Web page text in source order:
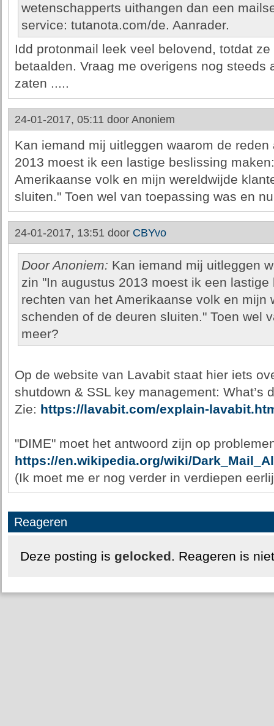
wetenschapperts uithangen dan een
service: tutanota.com/de. Aanrader.
Idd protonmail leek veel belovend, totdat
betaalden. Vraag me overigens nog steeds
zaten .....
24-01-2017, 05:11 door Anoniem
Kan iemand mij uitleggen waarom de
2013 moest ik een lastige beslissing
Amerikaanse volk en mijn wereldwijde
sluiten." Toen wel van toepassing was en
24-01-2017, 13:51 door CBYvo
Door Anoniem: Kan iemand mij uitleggen
zin "In augustus 2013 moest ik een
rechten van het Amerikaanse volk en mijn
schenden of de deuren sluiten." Toen wel
meer?
Op de website van Lavabit staat hier iets
shutdown & SSL key management: What’s
Zie: https://lavabit.com/explain-
"DIME" moet het antwoord zijn op
https://en.wikipedia.org/wiki/
(Ik moet me er nog verder in verdiepen
Reageren
Deze posting is gelocked. Reageren is